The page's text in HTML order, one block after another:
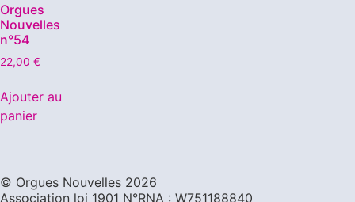
Orgues
Nouvelles
n°54
22,00 €
Ajouter au
panier
©️ Orgues Nouvelles 2026
Association loi 1901 N°RNA : W751188840